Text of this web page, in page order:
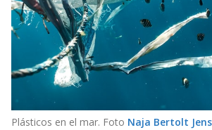
Plásticos en el mar. Foto Naja Bertolt